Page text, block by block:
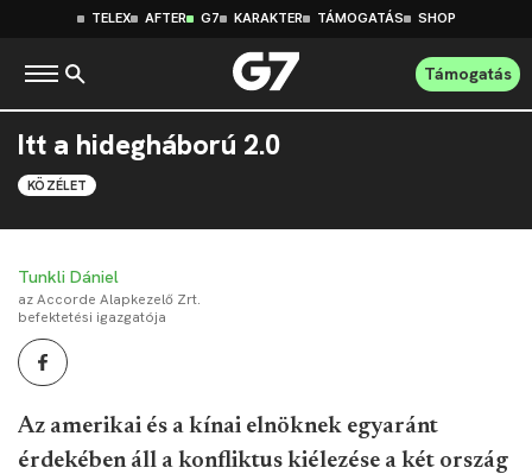
TELEX AFTER G7 KARAKTER TÁMOGATÁS SHOP
Támogatás
Itt a hidegháború 2.0
KÖZÉLET
Tunkli Dániel
az Accorde Alapkezelő Zrt.
befektetési igazgatója
Az amerikai és a kínai elnöknek egyaránt
érdekében áll a konfliktus kiélezése a két ország